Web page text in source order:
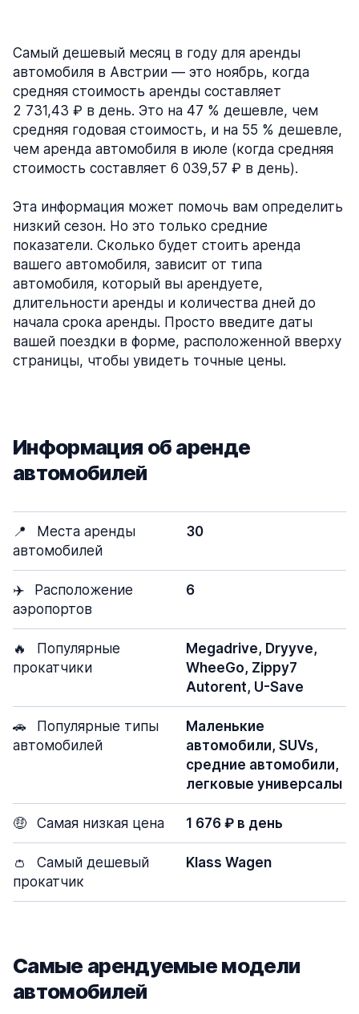
Самый дешевый месяц в году для аренды
автомобиля в Австрии — это ноябрь, когда
средняя стоимость аренды составляет
2 731,43 ₽ в день. Это на 47 % дешевле, чем
средняя годовая стоимость, и на 55 % дешевле,
чем аренда автомобиля в июле (когда средняя
стоимость составляет 6 039,57 ₽ в день).
Эта информация может помочь вам определить
низкий сезон. Но это только средние
показатели. Сколько будет стоить аренда
вашего автомобиля, зависит от типа
автомобиля, который вы арендуете,
длительности аренды и количества дней до
начала срока аренды. Просто введите даты
вашей поездки в форме, расположенной вверху
страницы, чтобы увидеть точные цены.
Информация об аренде
автомобилей
📍
Места аренды
автомобилей
30
✈️
Расположение
аэропортов
6
🔥
Популярные
прокатчики
Megadrive, Dryyve,
WheeGo, Zippy7
Autorent, U-Save
🚗
Популярные типы
автомобилей
Маленькие
автомобили, SUVs,
средние автомобили,
легковые универсалы
🤑 Самая низкая цена 1 676 ₽ в день
👛
Самый дешевый
прокатчик
Klass Wagen
Самые арендуемые модели
автомобилей